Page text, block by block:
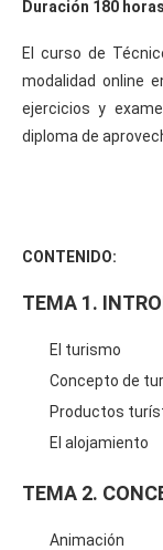
Duración 180
El curso de
modalidad online
ejercicios y
diploma de
CONTENIDO:
TEMA 1.
El turismo
Concepto de
Productos
El alojamiento
TEMA 2.
Animación